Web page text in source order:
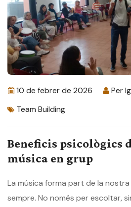
10 de febrer de 2026 Per
Team Building
Beneficis psicològics
música en grup
La música forma part de la
sempre. No només per escoltar,